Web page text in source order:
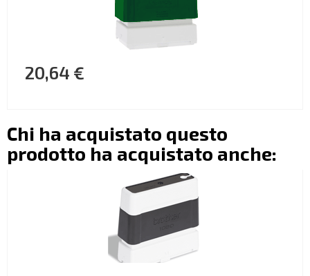
20,64 €
Chi ha acquistato questo
prodotto ha acquistato anche: